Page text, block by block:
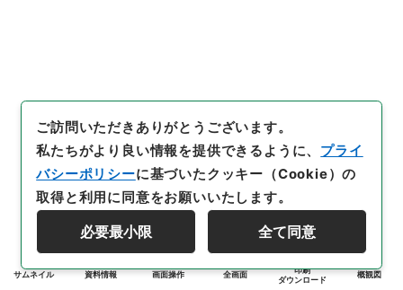
サムネイル 資料情報 画面操作 全画面
印刷
ダウンロード
概観図
ご訪問いただきありがとうございます。
私たちがより良い情報を提供できるように、 プライ
バシーポリシーに基づいたクッキー（Cookie）の
取得と利用に同意をお願いいたします。
必要最小限 全て同意